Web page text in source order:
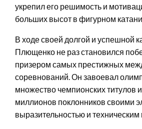
укрепил его решимость и
больших высот в фигурном
В ходе своей долгой и успешной
Плющенко не раз становился
призером самых престижных
соревнований. Он завоевал
множество чемпионских титулов
миллионов поклонников своими
выразительностью и